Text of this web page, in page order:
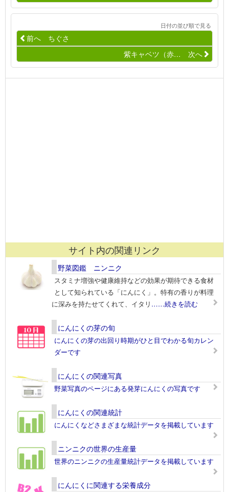
日付の並び順で見る
前へ ちぐさ
紫キャベツ（赤… 次へ
サイト内の関連リンク
野菜図鑑 ニンニク
スタミナ増強や健康維持などの効果が期待できる食材
として知られている「にんにく」。特有の香りが料理
に深みを持たせてくれて、イタリ ……続きを読む
にんにくの芽の旬
にんにくの芽の出回り時期がひと目でわかる旬カレン
ダーです
にんにくの関連写真
野菜写真のページにある発芽にんにくの写真です
にんにくの関連統計
にんにくなどさまざまな統計データを掲載しています
ニンニクの世界の生産量
世界のニンニクの生産量統計データを掲載しています
にんにくに関連する栄養成分